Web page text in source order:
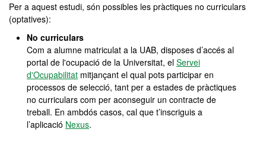
Per a aquest estudi, són possibles les pràctiques no curriculars
(optatives):
No curriculars
Com a alumne matriculat a la UAB, disposes d’accés al
portal de l'ocupació de la Universitat, el Servei
d'Ocupabilitat mitjançant el qual pots participar en
processos de selecció, tant per a estades de pràctiques
no curriculars com per aconseguir un contracte de
treball. En ambdós casos, cal que t’inscriguis a
l’aplicació Nexus.